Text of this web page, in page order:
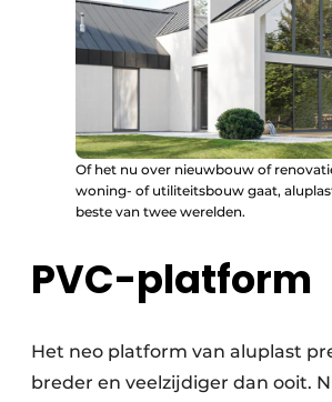
Of het nu over nieuwbouw of
woning- of utiliteitsbouw gaat,
beste van twee werelden.
PVC-platform
Het neo platform van aluplast
breder en veelzijdiger dan ooit.